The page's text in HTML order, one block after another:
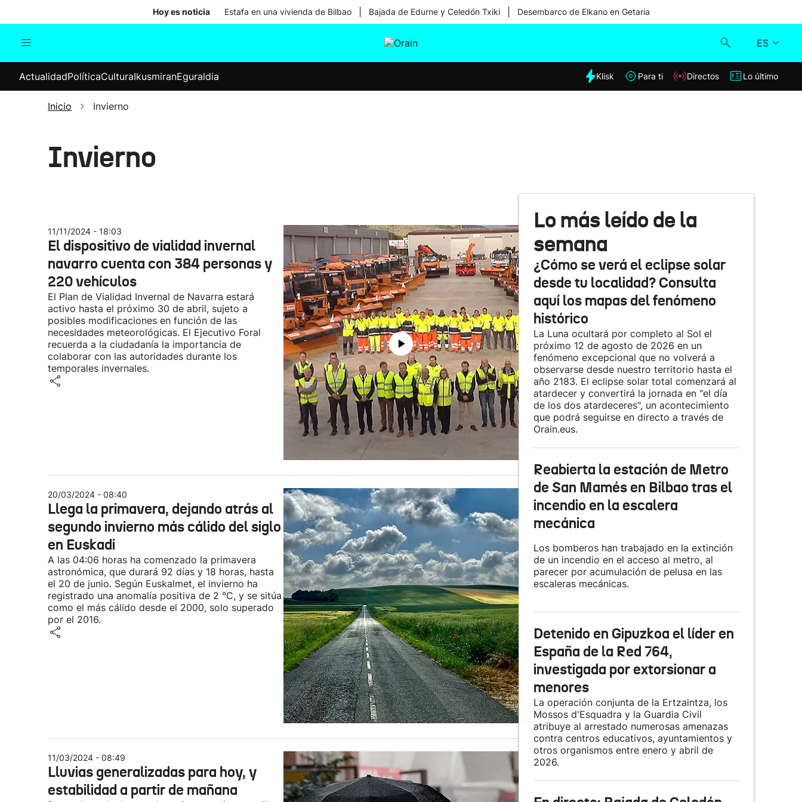
Hoy es noticia Estafa en una vivienda de Bilbao Bajada de Edurne y Celedón Txiki Desembarco de Elkano en Getaria
ES
Internacional
Elecciones
Klisk
Lo último
ActualidadPolíticaCulturaIkusmiranEguraldia Klisk Para ti Directos Lo último
Inicio Invierno
Invierno
11/11/2024 - 18:03
El dispositivo de vialidad invernal
navarro cuenta con 384 personas y
220 vehículos
El Plan de Vialidad Invernal de Navarra estará
activo hasta el próximo 30 de abril, sujeto a
posibles modificaciones en función de las
necesidades meteorológicas. El Ejecutivo Foral
recuerda a la ciudadanía la importancia de
colaborar con las autoridades durante los
temporales invernales.
20/03/2024 - 08:40
Llega la primavera, dejando atrás al
segundo invierno más cálido del siglo
en Euskadi
A las 04:06 horas ha comenzado la primavera
astronómica, que durará 92 días y 18 horas, hasta
el 20 de junio. Según Euskalmet, el invierno ha
registrado una anomalía positiva de 2 °C, y se sitúa
como el más cálido desde el 2000, solo superado
por el 2016.
11/03/2024 - 08:49
Lluvias generalizadas para hoy, y
estabilidad a partir de mañana
Lo más leído de la
semana
¿Cómo se verá el eclipse solar
desde tu localidad? Consulta
aquí los mapas del fenómeno
histórico
La Luna ocultará por completo al Sol el
próximo 12 de agosto de 2026 en un
fenómeno excepcional que no volverá a
observarse desde nuestro territorio hasta el
año 2183. El eclipse solar total comenzará al
atardecer y convertirá la jornada en "el día
de los dos atardeceres", un acontecimiento
que podrá seguirse en directo a través de
Orain.eus.
Reabierta la estación de Metro
de San Mamés en Bilbao tras el
incendio en la escalera
mecánica
Los bomberos han trabajado en la extinción
de un incendio en el acceso al metro, al
parecer por acumulación de pelusa en las
escaleras mecánicas.
Detenido en Gipuzkoa el líder en
España de la Red 764,
investigada por extorsionar a
menores
La operación conjunta de la Ertzaintza, los
Mossos d'Esquadra y la Guardia Civil
atribuye al arrestado numerosas amenazas
contra centros educativos, ayuntamientos y
otros organismos entre enero y abril de
2026.